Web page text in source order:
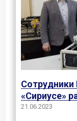
«Сириусе»
21.06.2023